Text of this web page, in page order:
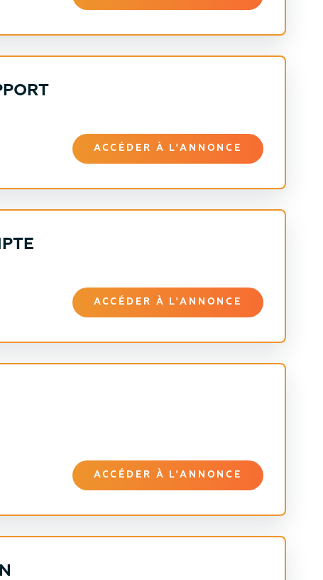
ACCÉDER À L'ANNONCE
ACCÉDER À L'ANNONCE
ACCÉDER À L'ANNONCE